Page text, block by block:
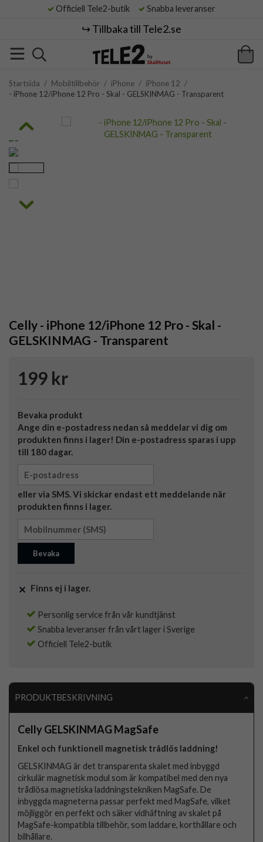
Officiell Tele2-butik Snabba leveranser
↪️ Tillbaka till Tele2.se
Startsida / Mobiltillbehör / iPhone / iPhone 12 /
- iPhone 12/iPhone 12 Pro - Skal - GELSKINMAG - Transparent
Celly - iPhone 12/iPhone 12 Pro - Skal -
GELSKINMAG - Transparent
199 kr
Bevaka produkt
Ange din e-postadress nedan så meddelar vi dig om
produkten finns i lager! Din e-postadress sparas i upp
till 180 dagar.
eller via SMS. Vi skickar endast ett meddelande när
produkten finns i lager.
Bevaka
Finns ej i lager.
Personlig service från vår kundtjänst
Snabba leveranser från vårt lager i Sverige
Officiell Tele2-butik
PRODUKTBESKRIVNING
Celly GELSKINMAG MagSafe
Enkel och funktionell magnetisk trådlös laddning!
GELSKINMAG är det transparenta skalet med inbyggd
cirkulär magnetisk modul som är kompatibel med den nya
trådlösa magnetiska laddningstekniken MagSafe. De
inbyggda magneterna passar perfekt med MagSafe, vilket
möjliggör en perfekt och säker vidhäftning av skalet på
MagSafe-kompatibla tillbehör, som laddare, korthållare och
bilhållare.